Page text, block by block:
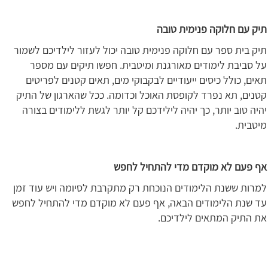
תיק עם חלוקה פנימית טובה
תיק בית ספר עם חלוקה פנימית טובה יכול לעזור לילדיכם לשמור
על סביבת לימודים מאורגנת ומיטבית. חפשו תיקים עם מספר
תאים, כולל כיסים ייעודיים לבקבוקי מים, תאים קטנים לפריטים
קטנים, תא נפרד לקופסת האוכל וכדומה. ככל שהארגון של התיק
יהיה טוב יותר, כך יהיה לילידכם קל יותר לגשת ללימודים בצורה
מיטבית.
אף פעם לא מוקדם מדי להתחיל לחפש
למרות ששנת הלימודים הנוכחת רק מתקרבת לסיומה ויש עוד זמן
עד שנת הלימודים הבאה, אף פעם לא מוקדם מדי להתחיל לחפש
את התיק המתאים לילדיכם.